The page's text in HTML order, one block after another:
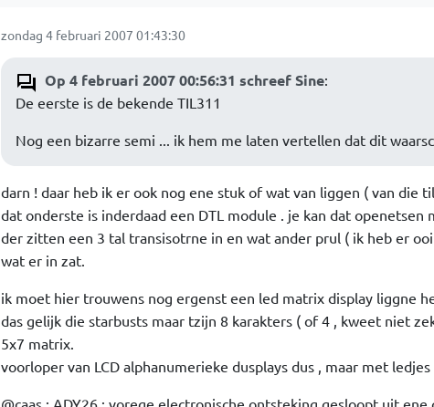
zondag 4 februari 2007 01:43:30
Op 4 februari 2007 00:56:31 schreef Sine:
De eerste is de bekende TIL311
Nog een bizarre semi ... ik hem me laten vertellen dat dit
darn ! daar heb ik er ook nog ene stuk of wat van liggen ( van die
dat onderste is inderdaad een DTL module . je kan dat openetsen
der zitten een 3 tal transisotrne in en wat ander prul ( ik heb er
wat er in zat.
ik moet hier trouwens nog ergenst een led matrix display liggne
das gelijk die starbusts maar tzijn 8 karakters ( of 4 , kweet niet
5x7 matrix.
voorloper van LCD alphanumerieke dusplays dus , maar met
@caas : ADY26 : vorege electronische ontsteking gesloopt uit ene